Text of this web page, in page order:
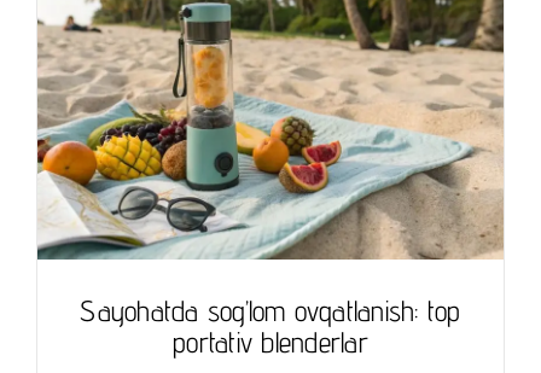
Sayohatda sog’lom ovqatlanish: top
portativ blenderlar